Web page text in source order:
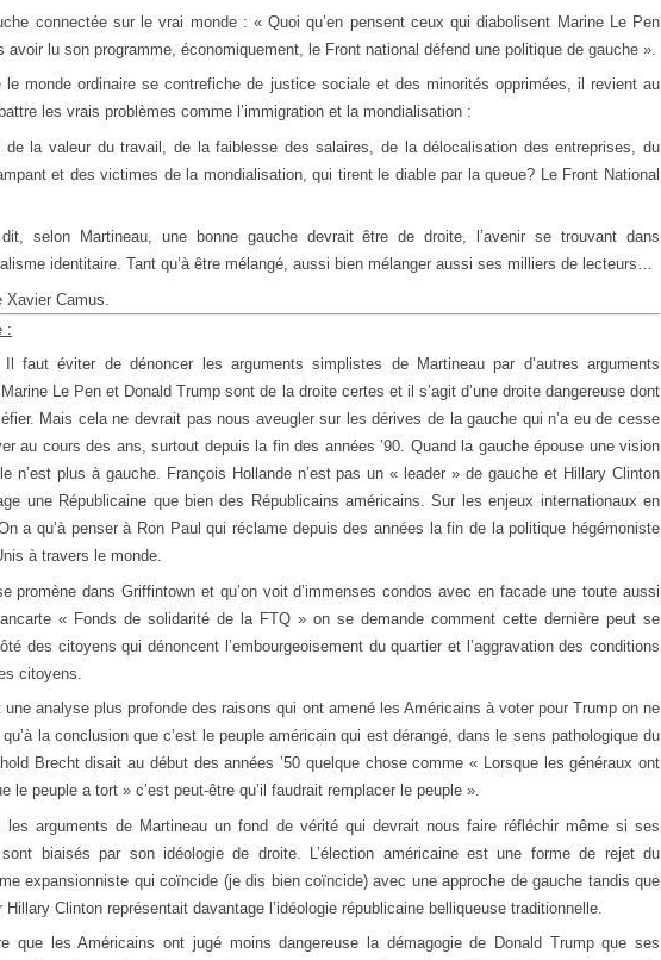
connectée sur le vrai monde : « Quoi qu’en pensent ceux qui diabolisent Marine Le Pen
avoir lu son programme, économiquement, le Front national défend une politique de gauche ».
le monde ordinaire se contrefiche de justice sociale et des minorités opprimées, il revient au
les vrais problèmes comme l’immigration et la mondialisation :
de la valeur du travail, de la faiblesse des salaires, de la délocalisation des entreprises, du
et des victimes de la mondialisation, qui tirent le diable par la queue? Le Front National
selon Martineau, une bonne gauche devrait être de droite, l’avenir se trouvant dans
identitaire. Tant qu’à être mélangé, aussi bien mélanger aussi ses milliers de lecteurs…
:
faut éviter de dénoncer les arguments simplistes de Martineau par d’autres arguments
Le Pen et Donald Trump sont de la droite certes et il s’agit d’une droite dangereuse dont
Mais cela ne devrait pas nous aveugler sur les dérives de la gauche qui n’a eu de cesse
au cours des ans, surtout depuis la fin des années ’90. Quand la gauche épouse une vision
n’est plus à gauche. François Hollande n’est pas un « leader » de gauche et Hillary Clinton
une Républicaine que bien des Républicains américains. Sur les enjeux internationaux en
a qu’à penser à Ron Paul qui réclame depuis des années la fin de la politique hégémoniste
à travers le monde.
promène dans Griffintown et qu’on voit d’immenses condos avec en facade une toute aussi
« Fonds de solidarité de la FTQ » on se demande comment cette dernière peut se
des citoyens qui dénoncent l’embourgeoisement du quartier et l’aggravation des conditions
citoyens.
une analyse plus profonde des raisons qui ont amené les Américains à voter pour Trump on ne
la conclusion que c’est le peuple américain qui est dérangé, dans le sens pathologique du
Brecht disait au début des années ’50 quelque chose comme « Lorsque les généraux ont
le peuple a tort » c’est peut-être qu’il faudrait remplacer le peuple ».
arguments de Martineau un fond de vérité qui devrait nous faire réfléchir même si ses
sont biaisés par son idéologie de droite. L’élection américaine est une forme de rejet du
expansionniste qui coïncide (je dis bien coïncide) avec une approche de gauche tandis que
Hillary Clinton représentait davantage l’idéologie républicaine belliqueuse traditionnelle.
que les Américains ont jugé moins dangereuse la démagogie de Donald Trump que ses